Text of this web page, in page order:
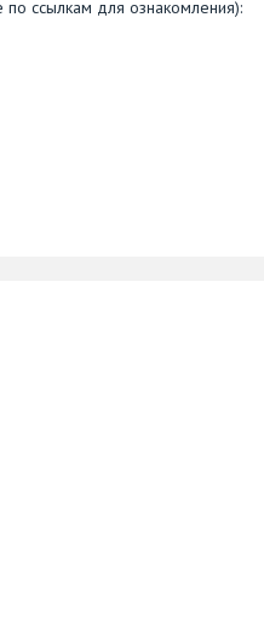
ссылкам для ознакомления):